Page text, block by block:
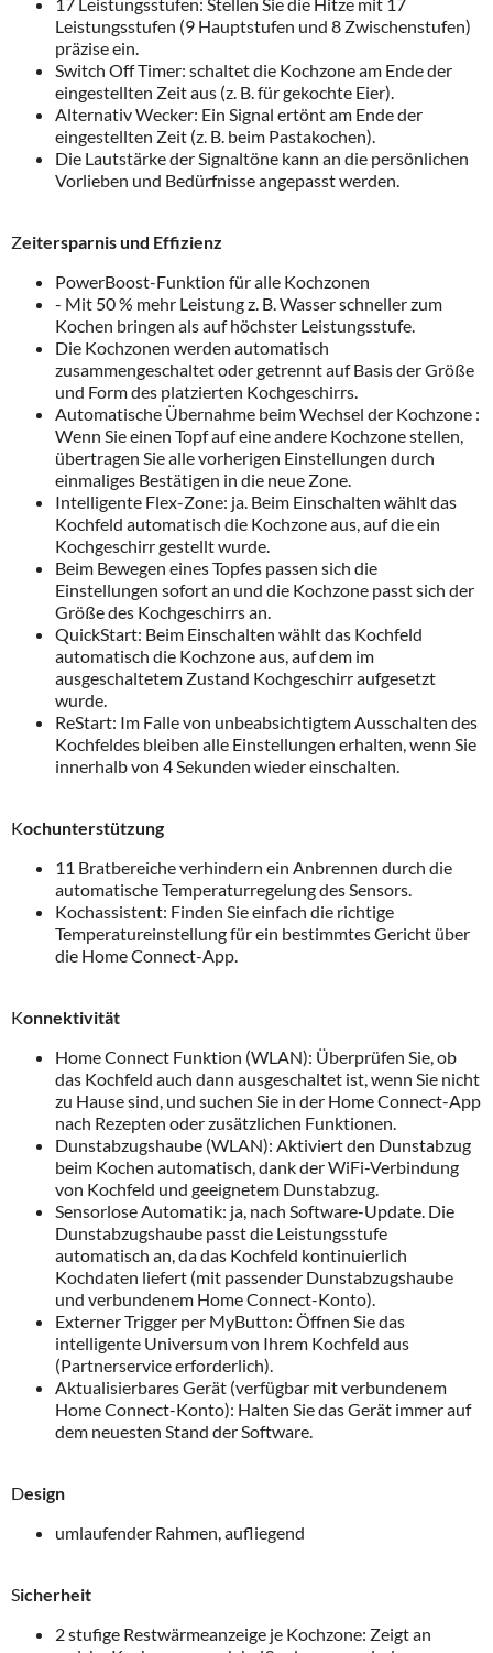
Leistungsstufen (9 Hauptstufen und 8 Zwischenstufen)
präzise ein.
Switch Off Timer: schaltet die Kochzone am Ende der
eingestellten Zeit aus (z. B. für gekochte Eier).
Alternativ Wecker: Ein Signal ertönt am Ende der
eingestellten Zeit (z. B. beim Pastakochen).
Die Lautstärke der Signaltöne kann an die persönlichen
Vorlieben und Bedürfnisse angepasst werden.
Zeitersparnis und Effizienz
PowerBoost-Funktion für alle Kochzonen
- Mit 50 % mehr Leistung z. B. Wasser schneller zum
Kochen bringen als auf höchster Leistungsstufe.
Die Kochzonen werden automatisch
zusammengeschaltet oder getrennt auf Basis der Größe
und Form des platzierten Kochgeschirrs.
Automatische Übernahme beim Wechsel der Kochzone :
Wenn Sie einen Topf auf eine andere Kochzone stellen,
übertragen Sie alle vorherigen Einstellungen durch
einmaliges Bestätigen in die neue Zone.
Intelligente Flex-Zone: ja. Beim Einschalten wählt das
Kochfeld automatisch die Kochzone aus, auf die ein
Kochgeschirr gestellt wurde.
Beim Bewegen eines Topfes passen sich die
Einstellungen sofort an und die Kochzone passt sich der
Größe des Kochgeschirrs an.
QuickStart: Beim Einschalten wählt das Kochfeld
automatisch die Kochzone aus, auf dem im
ausgeschaltetem Zustand Kochgeschirr aufgesetzt
wurde.
ReStart: Im Falle von unbeabsichtigtem Ausschalten des
Kochfeldes bleiben alle Einstellungen erhalten, wenn Sie
innerhalb von 4 Sekunden wieder einschalten.
Kochunterstützung
11 Bratbereiche verhindern ein Anbrennen durch die
automatische Temperaturregelung des Sensors.
Kochassistent: Finden Sie einfach die richtige
Temperatureinstellung für ein bestimmtes Gericht über
die Home Connect-App.
Konnektivität
Home Connect Funktion (WLAN): Überprüfen Sie, ob
das Kochfeld auch dann ausgeschaltet ist, wenn Sie nicht
zu Hause sind, und suchen Sie in der Home Connect-App
nach Rezepten oder zusätzlichen Funktionen.
Dunstabzugshaube (WLAN): Aktiviert den Dunstabzug
beim Kochen automatisch, dank der WiFi-Verbindung
von Kochfeld und geeignetem Dunstabzug.
Sensorlose Automatik: ja, nach Software-Update. Die
Dunstabzugshaube passt die Leistungsstufe
automatisch an, da das Kochfeld kontinuierlich
Kochdaten liefert (mit passender Dunstabzugshaube
und verbundenem Home Connect-Konto).
Externer Trigger per MyButton: Öffnen Sie das
intelligente Universum von Ihrem Kochfeld aus
(Partnerservice erforderlich).
Aktualisierbares Gerät (verfügbar mit verbundenem
Home Connect-Konto): Halten Sie das Gerät immer auf
dem neuesten Stand der Software.
Design
umlaufender Rahmen, aufliegend
Sicherheit
2 stufige Restwärmeanzeige je Kochzone: Zeigt an